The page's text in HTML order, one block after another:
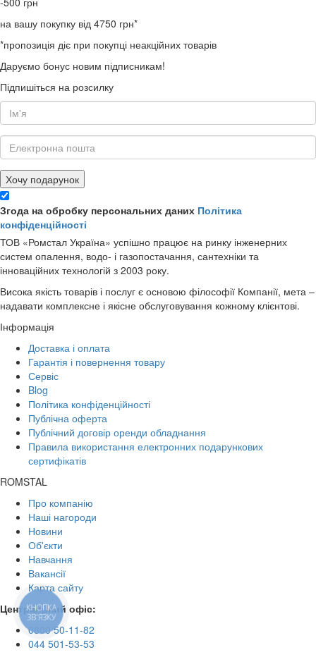
на вашу покупку від 4750 грн*
*пропозиція діє при покупці неакційних товарів
Даруємо бонус новим підписникам!
Підпишіться на розсилку
Хочу подарунок
Згода на обробку персональних даних Політика
конфіденційності
ТОВ «Ромстал Україна» успішно працює на ринку інженерних
систем опалення, водо- і газопостачання, сантехніки та
інноваційних технологій з 2003 року.
Висока якість товарів і послуг є основою філософії Компанії, мета –
надавати комплексне і якісне обслуговування кожному клієнтові.
Інформація
Доставка і оплата
Гарантія і повернення товару
Сервіс
Blog
Політика конфіденційності
Публічна оферта
Публічний договір оренди обладнання
Правила використання електронних подарункових
сертифікатів
ROMSTAL
Про компанію
Наші нагороди
Новини
Об'єкти
Навчання
Вакансії
Карта сайту
Центральний офіс:
0800 50-11-82
044 501-53-53
КНОПКА
ЗВ'ЯЗКУ